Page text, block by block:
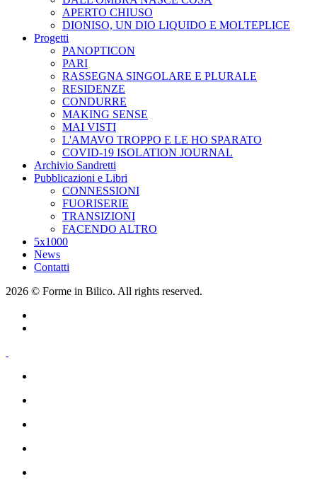
APERTO CHIUSO
DIONISO, UN DIO LIQUIDO E MOLTEPLICE
Progetti
PANOPTICON
PARI
RASSEGNA SINGOLARE E PLURALE
RESIDENZE
CONDURRE
MAKING SENSE
MAI VISTI
L'AMAVO TROPPO E LE HO SPARATO
COVID-19 ISOLATION JOURNAL
Archivio Sandretti
Pubblicazioni e Libri
CONNESSIONI
FUORISERIE
TRANSIZIONI
FACENDO ALTRO
5x1000
News
Contatti
2026 © Forme in Bilico. All rights reserved.